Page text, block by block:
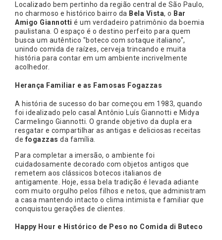
Localizado bem pertinho da região central de São Paulo,
no charmoso e histórico bairro da Bela Vista, o Bar
Amigo Giannotti é um verdadeiro patrimônio da boemia
paulistana. O espaço é o destino perfeito para quem
busca um autêntico "boteco com sotaque italiano",
unindo comida de raízes, cerveja trincando e muita
história para contar em um ambiente incrivelmente
acolhedor.
Herança Familiar e as Famosas Fogazzas
A história de sucesso do bar começou em 1983, quando
foi idealizado pelo casal Antônio Luís Giannotti e Midya
Carmelingo Giannotti. O grande objetivo da dupla era
resgatar e compartilhar as antigas e deliciosas receitas
de fogazzas da família.
Para completar a imersão, o ambiente foi
cuidadosamente decorado com objetos antigos que
remetem aos clássicos botecos italianos de
antigamente. Hoje, essa bela tradição é levada adiante
com muito orgulho pelos filhos e netos, que administram
a casa mantendo intacto o clima intimista e familiar que
conquistou gerações de clientes.
Happy Hour e Histórico de Peso no Comida di Buteco